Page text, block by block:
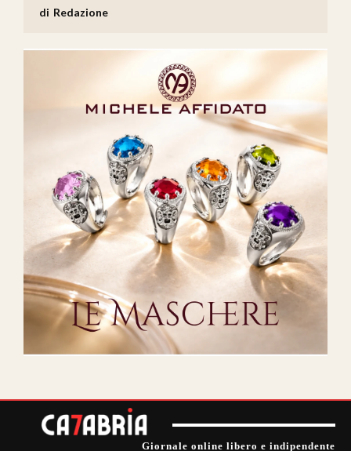
Redazione
Giornale online libero e indipendente